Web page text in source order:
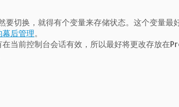
切换，就得有个变量来存储状态。这个变量最
后管理。
当前控制台会话有效，所以最好将更改存放在